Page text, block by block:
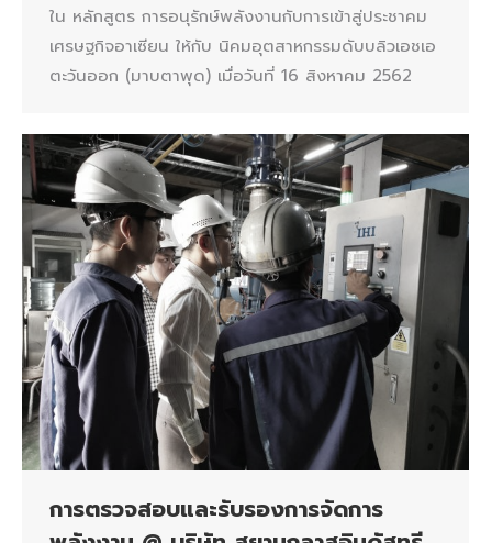
ใน หลักสูตร การอนุรักษ์พลังงานกับการเข้าสู่ประชาคม
เศรษฐกิจอาเซียน ให้กับ นิคมอุตสาหกรรมดับบลิวเอชเอ
ตะวันออก (มาบตาพุด) เมื่อวันที่ 16 สิงหาคม 2562
การตรวจสอบและรับรองการจัดการ